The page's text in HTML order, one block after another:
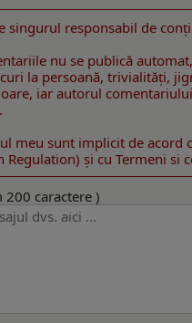
singurul responsabil de
nu se publică
la persoană, trivialităţi,
iar autorul
meu sunt implicit de acord
Regulation) şi cu Termeni
caractere )